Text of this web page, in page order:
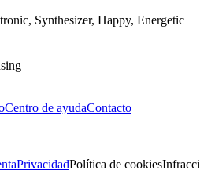
Synthesizer, Happy, Energetic
Centro de ayudaContacto
PrivacidadPolítica de cookies